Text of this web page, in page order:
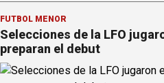
FÚTBOL MENOR
Selecciones de la LFO
preparan el debut